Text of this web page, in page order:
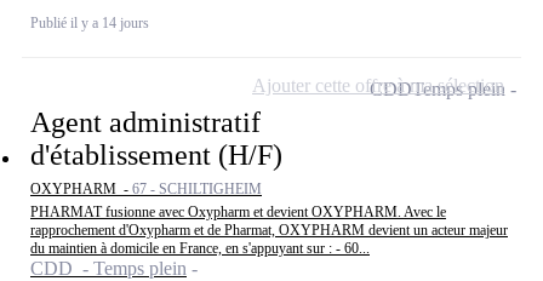
Publié il y a 14 jours
Agent administratif
d'établissement (H/F)
OXYPHARM - 67 - SCHILTIGHEIM
PHARMAT fusionne avec Oxypharm et devient OXYPHARM. Avec le
rapprochement d'Oxypharm et de Pharmat, OXYPHARM devient un acteur majeur
du maintien à domicile en France, en s'appuyant sur : - 60...
CDD - Temps plein
CDDTemps plein
Ajouter cette offre à ma sélection